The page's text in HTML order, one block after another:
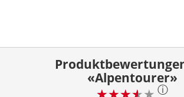
«Alpentourer»
ⓘ